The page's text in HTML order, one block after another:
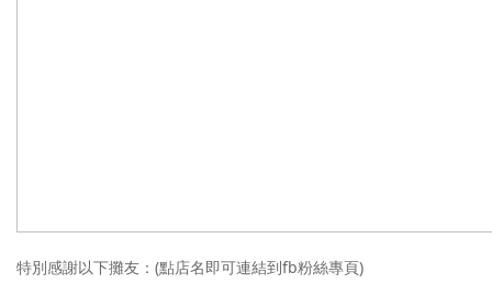
特別感謝以下攤友：(點店名即可連結到fb粉絲專頁)